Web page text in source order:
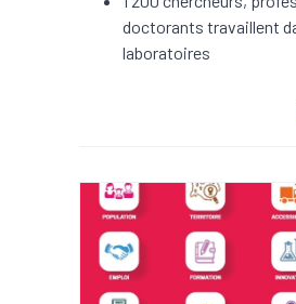
doctorants travaillent
laboratoires